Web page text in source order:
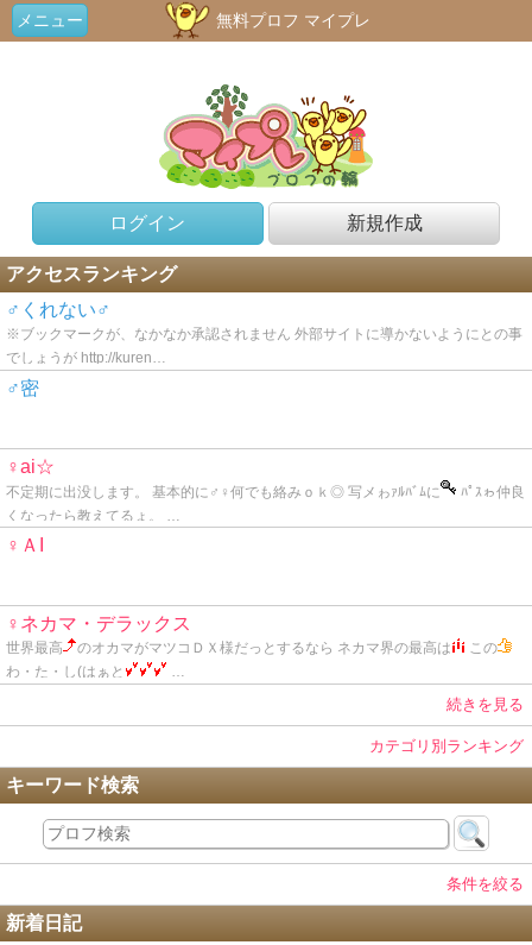
メニュー 無料プロフ マイプレ
ログイン 新規作成
アクセスランキング
♂くれない♂
※ブックマークが、なかなか承認されません 外部サイトに導かないようにとの事
でしょうが http://kuren…
♂密
♀ai☆
不定期に出没します。 基本的に♂♀何でも絡みｏｋ◎ 写メゎｧﾙﾊﾞﾑに
ﾊﾟｽゎ仲良
くなったら教えてるょ。 …
♀ＡI
♀ネカマ・デラックス
世界最高 のオカマがマツコＤＸ様だっとするなら ネカマ界の最高は
この
わ・た・し(はぁと
…
続きを見る
カテゴリ別ランキング
キーワード検索
条件を絞る
新着日記